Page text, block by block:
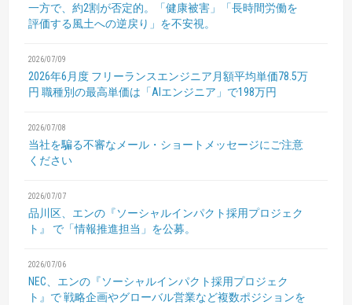
一方で、約2割が否定的。「健康被害」「長時間労働を
評価する風土への逆戻り」を不安視。
2026/07/09
2026年6月度 フリーランスエンジニア月額平均単価78.5万
円 職種別の最高単価は「AIエンジニア」で198万円
2026/07/08
当社を騙る不審なメール・ショートメッセージにご注意
ください
2026/07/07
品川区、エンの『ソーシャルインパクト採用プロジェク
ト』
で「情報推進担当」を公募。
2026/07/06
NEC、エンの『ソーシャルインパクト採用プロジェク
ト』で戦略企画やグローバル営業など複数ポジションを